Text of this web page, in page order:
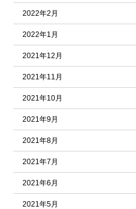
2022年2月
2022年1月
2021年12月
2021年11月
2021年10月
2021年9月
2021年8月
2021年7月
2021年6月
2021年5月